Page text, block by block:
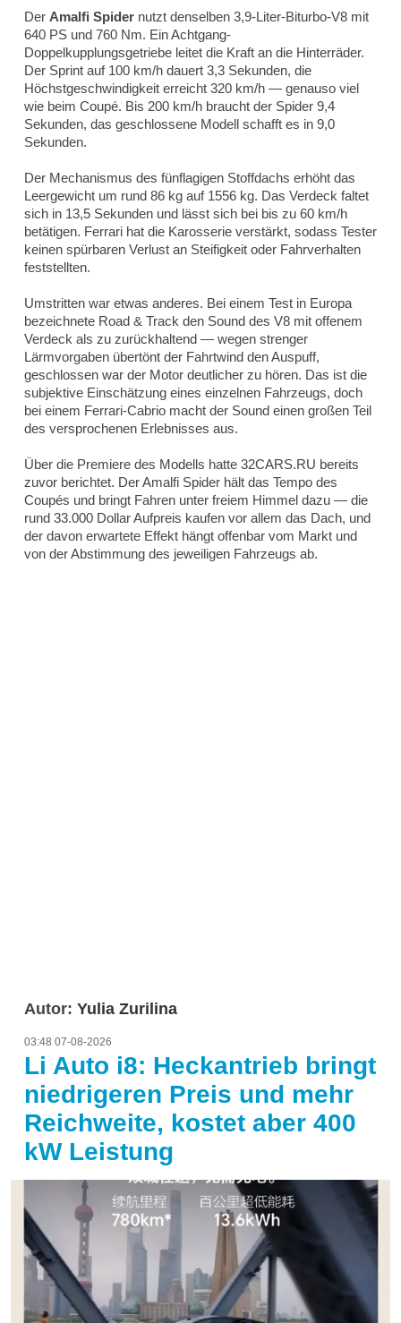
Der Amalfi Spider nutzt denselben 3,9-Liter-Biturbo-V8 mit
640 PS und 760 Nm. Ein Achtgang-
Doppelkupplungsgetriebe leitet die Kraft an die Hinterräder.
Der Sprint auf 100 km/h dauert 3,3 Sekunden, die
Höchstgeschwindigkeit erreicht 320 km/h — genauso viel
wie beim Coupé. Bis 200 km/h braucht der Spider 9,4
Sekunden, das geschlossene Modell schafft es in 9,0
Sekunden.
Der Mechanismus des fünflagigen Stoffdachs erhöht das
Leergewicht um rund 86 kg auf 1556 kg. Das Verdeck faltet
sich in 13,5 Sekunden und lässt sich bei bis zu 60 km/h
betätigen. Ferrari hat die Karosserie verstärkt, sodass Tester
keinen spürbaren Verlust an Steifigkeit oder Fahrverhalten
feststellten.
Umstritten war etwas anderes. Bei einem Test in Europa
bezeichnete Road & Track den Sound des V8 mit offenem
Verdeck als zu zurückhaltend — wegen strenger
Lärmvorgaben übertönt der Fahrtwind den Auspuff,
geschlossen war der Motor deutlicher zu hören. Das ist die
subjektive Einschätzung eines einzelnen Fahrzeugs, doch
bei einem Ferrari-Cabrio macht der Sound einen großen Teil
des versprochenen Erlebnisses aus.
Über die Premiere des Modells hatte 32CARS.RU bereits
zuvor berichtet. Der Amalfi Spider hält das Tempo des
Coupés und bringt Fahren unter freiem Himmel dazu — die
rund 33.000 Dollar Aufpreis kaufen vor allem das Dach, und
der davon erwartete Effekt hängt offenbar vom Markt und
von der Abstimmung des jeweiligen Fahrzeugs ab.
Autor: Yulia Zurilina
03:48 07-08-2026
Li Auto i8: Heckantrieb bringt
niedrigeren Preis und mehr
Reichweite, kostet aber 400
kW Leistung